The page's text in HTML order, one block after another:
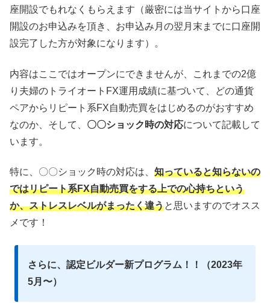
座開設でもれなくもらえます（厳密には当サイトから口座
開設のお申込みを頂き、お申込み月の翌月末までに口座開
設完了した方が対象になります）。
内容はここではオープンにできませんが、これまでの2億
り夫婦のトライオートFX運用成績に基づいて、どの通貨
ペアからリピート系FX自動売買をはじめるのがおすすめ
なのか、そして、 〇〇ショック時の対応について記載して
います。
特に、〇〇ショック時の対応は、 知っていると知らないの
ではリピート系FX自動売買をする上での心持ちという
か、ストレスレベルがまったく違うと思いますのでオスス
メです！
さらに、認定ビルダー新プログラム！！（2023年
5月〜）